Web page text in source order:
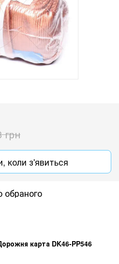
грн
коли з'явиться
обраного
карта DK46-PP546